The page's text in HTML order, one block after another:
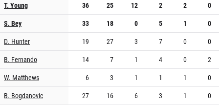
T. Young
36 25 12 2 2
0
S. Bey
33 18 0 5 1
0
D. Hunter
19 27 3 7 0
0
B. Fernando
14 7 1 4 0
2
W. Matthews
6 3 1 1 1
0
B. Bogdanovic
27 16 6 3 1
0